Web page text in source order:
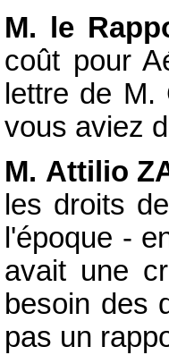
M. le
coût pour
lettre de
vous aviez
M. Attilio
les droits
l'époque -
avait une
besoin des
pas un